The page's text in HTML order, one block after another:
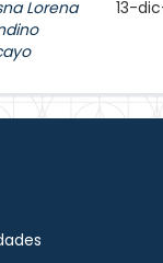
Lorena
13-